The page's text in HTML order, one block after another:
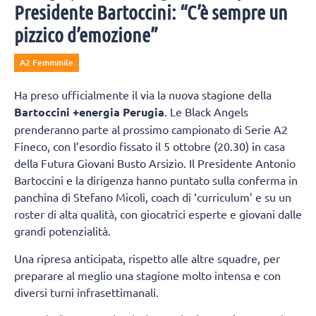
Presidente Bartoccini: “C’è sempre un
pizzico d’emozione”
A2 Femminile
Ha preso ufficialmente il via la nuova stagione della
Bartoccini +energia Perugia. Le Black Angels
prenderanno parte al prossimo campionato di Serie A2
Fineco, con l’esordio fissato il 5 ottobre (20.30) in casa
della Futura Giovani Busto Arsizio. Il Presidente Antonio
Bartoccini e la dirigenza hanno puntato sulla conferma in
panchina di Stefano Micoli, coach di ‘curriculum’ e su un
roster di alta qualità, con giocatrici esperte e giovani dalle
grandi potenzialità.
Una ripresa anticipata, rispetto alle altre squadre, per
preparare al meglio una stagione molto intensa e con
diversi turni infrasettimanali.